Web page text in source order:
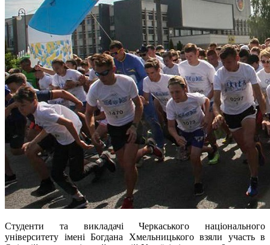
Студенти та викладачі Черкаського національного
університету імені Богдана Хмельницького взяли участь в